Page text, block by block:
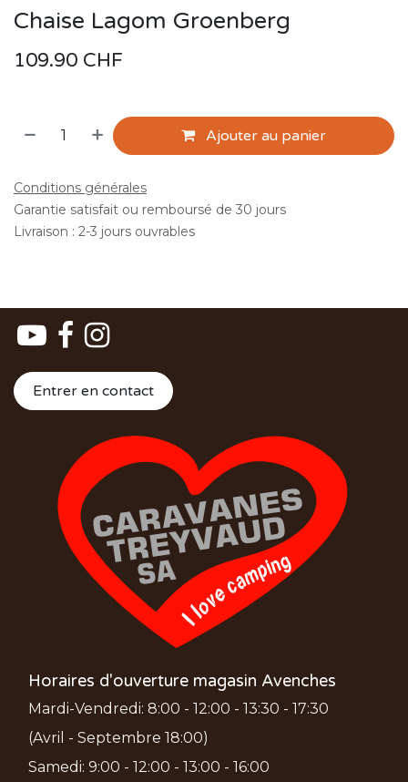
Chaise Lagom Groenberg
109.90 CHF
Ajouter au panier
Conditions générales
Garantie satisfait ou remboursé de 30 jours
Livraison : 2-3 jours ouvrables
Entrer en contact
Horaires d'ouverture magasin Avenches
Mardi-Vendredi: 8:00 - 12:00 - 13:30 - 17:30
(Avril - Septembre 18:00)
Samedi: 9:00 - 12:00 - 13:00 - 16:00